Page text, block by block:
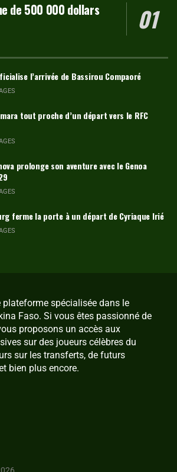
de 500 000 dollars
l’arrivée de Bassirou Compaoré
tout proche d’un départ vers le RFC
prolonge son aventure avec le Genoa
ferme la porte à un départ de Cyriaque Irié
plateforme spécialisée dans le
Faso. Si vous êtes passionné de
proposons un accès aux
sur des joueurs célèbres du
sur les transferts, de futurs
bien plus encore.